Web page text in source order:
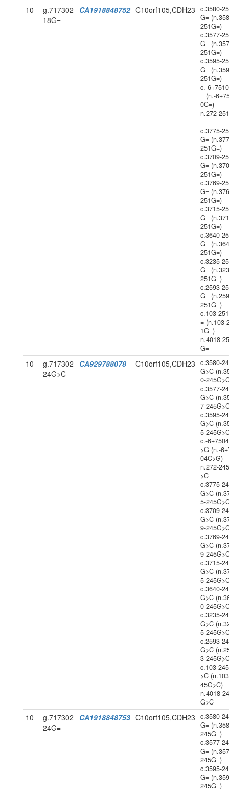
10
g.717302
18G=
CA1918848752 C10orf105,CDH23
c.3580-
G=
251G=)
c.3577-
G=
251G=)
c.3595-
G=
251G=)
c.-
= (n.-
0C=)
n.272-
=
c.3775-
G=
251G=)
c.3709-
G=
251G=)
c.3769-
G=
251G=)
c.3715-
G=
251G=)
c.3640-
G=
251G=)
c.3235-
G=
251G=)
c.2593-
G=
251G=)
c.103-
= (n.103-
1G=)
n.4018-
G=
10
g.717302
24G>C
CA929788078 C10orf105,CDH23
c.3580-
G>C
0-
c.3577-
G>C
7-
c.3595-
G>C
5-
c.-
>G (n.-
04C>G)
n.272-
>C
c.3775-
G>C
5-
c.3709-
G>C
9-
c.3769-
G>C
9-
c.3715-
G>C
5-
c.3640-
G>C
0-
c.3235-
G>C
5-
c.2593-
G>C
3-
c.103-
>C
45G>C)
n.4018-
G>C
10
g.717302
24G=
CA1918848753 C10orf105,CDH23
c.3580-
G=
245G=)
c.3577-
G=
245G=)
c.3595-
G=
245G=)